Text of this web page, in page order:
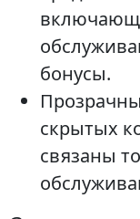
бонусы.
скрытых
связаны